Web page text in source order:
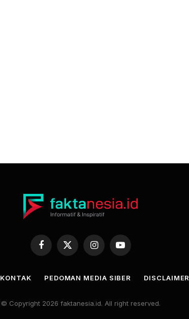
Facebook
X
(Twitter)
InstagramYouTube
KONTAK PEDOMAN MEDIA SIBER DISCLAIMER
© Copyright 2026 faktanesia.id. All right reserved.